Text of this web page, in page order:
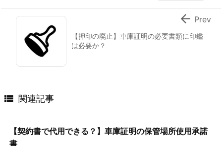
【押印の廃止】車庫証明の必要書類に印鑑
は必要か？
 Prev
 関連記事
【契約書で代用できる？】車庫証明の保管場所使用承諾
書